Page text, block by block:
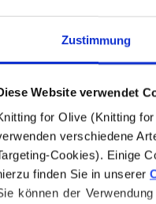
Zustimmung
Website verwendet
for Olive (Knitting
verschiedene
Cookies). Einige
finden Sie in unserer
können der